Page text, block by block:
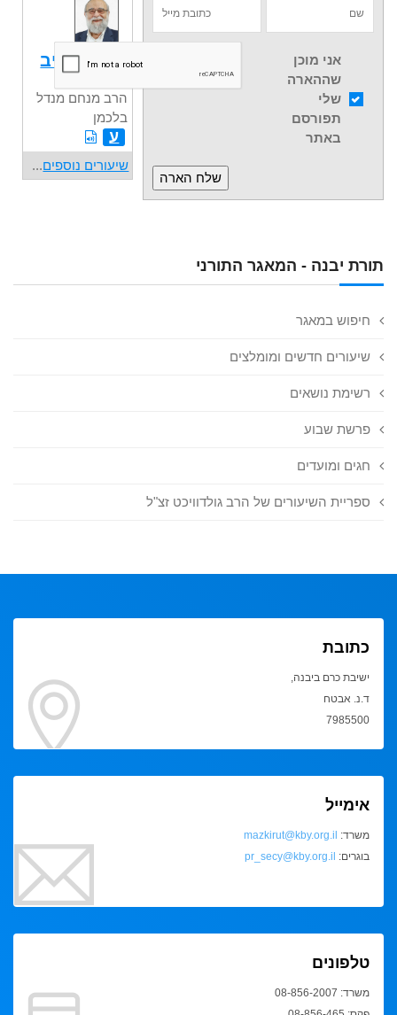
תורת יבנה - המאגר התורני
חיפוש במאגר
שיעורים חדשים ומומלצים
רשימת נושאים
פרשת שבוע
חגים ומועדים
ספריית השיעורים של הרב גולדוויכט זצ"ל
אני מוכן
שההארה
שלי
תפורסם
באתר
מיגו ומשיב
אבידה
הרב מנחם מנדל
בלכמן
ע
שיעורים נוספים...
כתובת
ישיבת כרם ביבנה,
ד.נ. אבטח
7985500
אימייל
משרד: mazkirut@kby.org.il
בוגרים: pr_secy@kby.org.il
טלפונים
משרד: 08-856-2007